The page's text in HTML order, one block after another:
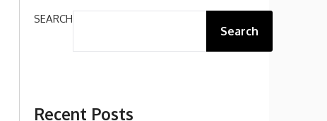
SEARCH
Search
Recent Posts